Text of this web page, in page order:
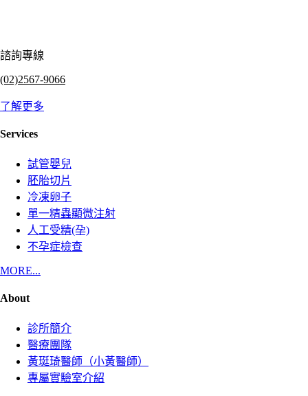
諮詢專線
(02)2567-9066
了解更多
Services
試管嬰兒
胚胎切片
冷凍卵子
單一精蟲顯微注射
人工受精(孕)
不孕症檢查
MORE...
About
診所簡介
醫療團隊
黃珽琦醫師（小黃醫師）
專屬實驗室介紹